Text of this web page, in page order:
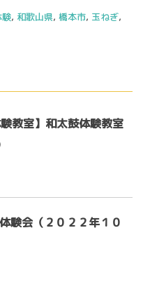
験, 和歌山県, 橋本市, 玉ねぎ,
教室】和太鼓体験教室
験会（２０２２年１０